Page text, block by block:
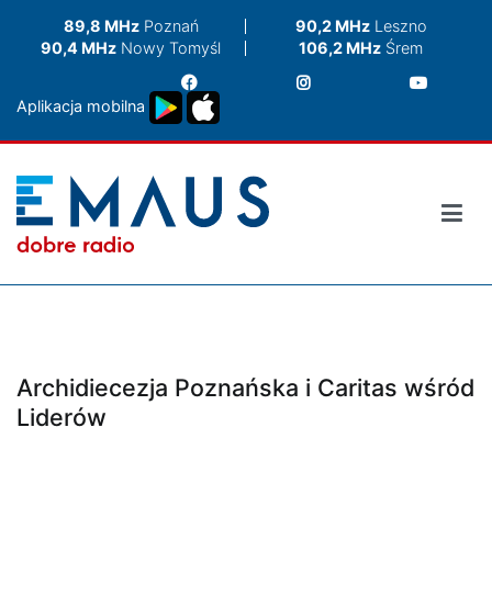
89,8 MHzPoznań 90,2 MHzLeszno
90,4 MHz Nowy Tomyśl 106,2 MHz Śrem
Aplikacja mobilna
Archidiecezja Poznańska i Caritas wśród
Liderów